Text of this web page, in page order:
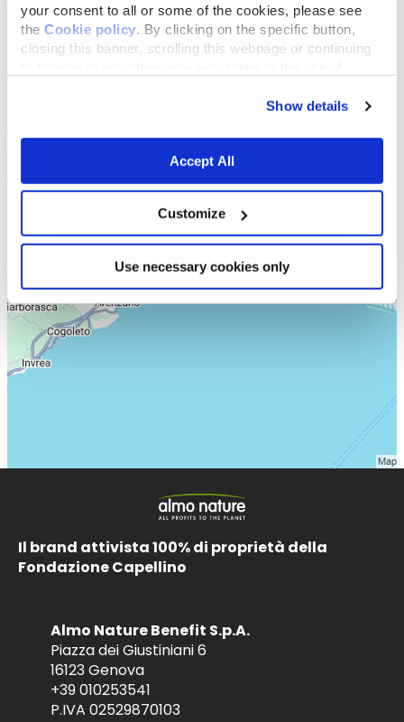
your consent to all or some of the cookies, please see
the Cookie policy. By clicking on the specific button,
closing this banner, scrolling this webpage or continuing
Show details
Accept All
Customize
Use necessary cookies only
Il brand attivista 100% di proprietà della
Fondazione Capellino
Almo Nature Benefit S.p.A.
Piazza dei Giustiniani 6
16123 Genova
+39 010253541
P.IVA 02529870103